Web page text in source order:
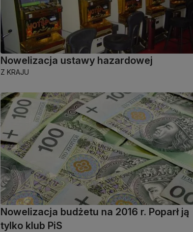
Nowelizacja ustawy hazardowej
Z KRAJU
Nowelizacja budżetu na 2016 r. Poparł ją
tylko klub PiS